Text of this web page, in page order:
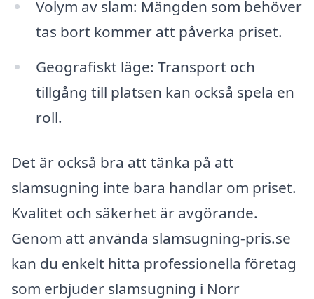
Volym av slam: Mängden som behöver
tas bort kommer att påverka priset.
Geografiskt läge: Transport och
tillgång till platsen kan också spela en
roll.
Det är också bra att tänka på att
slamsugning inte bara handlar om priset.
Kvalitet och säkerhet är avgörande.
Genom att använda slamsugning-pris.se
kan du enkelt hitta professionella företag
som erbjuder slamsugning i Norr